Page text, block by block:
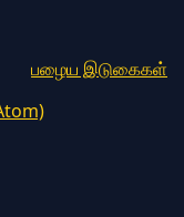
பழைய இடுகைகள்